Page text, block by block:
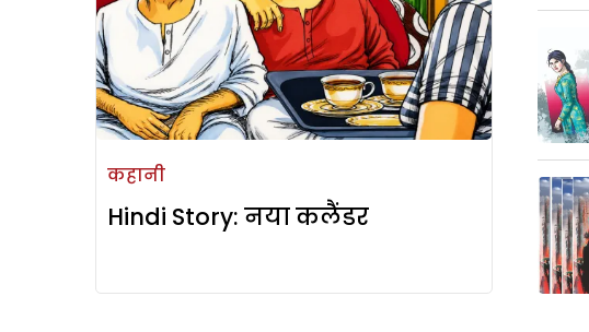
कहानी
Hindi Story: नया कलैंडर